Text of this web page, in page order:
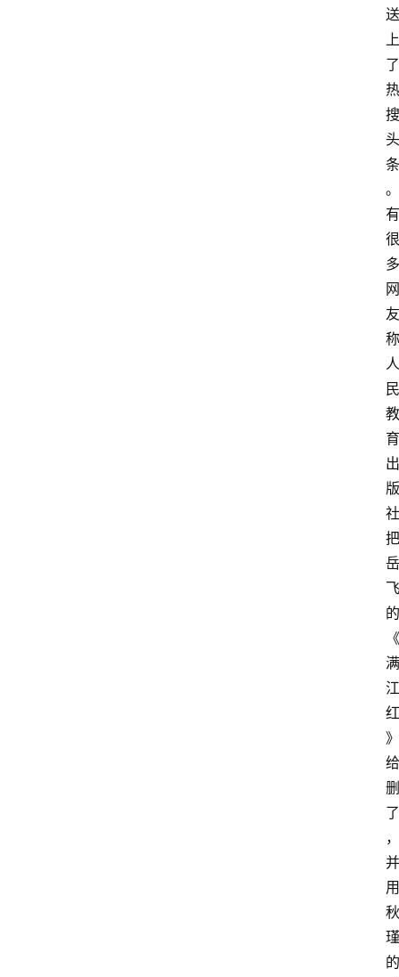
送
上
了
热
搜
头
条
。
有
很
多
网
友
称
人
民
教
育
出
版
社
把
岳
飞
的
《
满
江
红
》
给
删
了
，
并
用
秋
瑾
的